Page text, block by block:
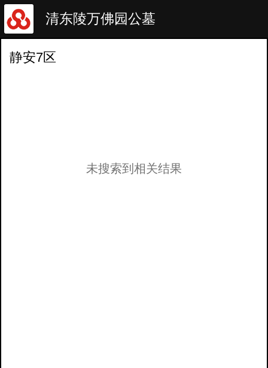
清东陵万佛园公墓
静安7区
未搜索到相关结果